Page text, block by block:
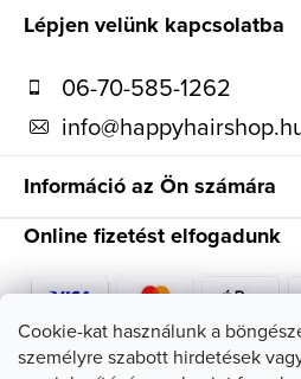
Cookie-kat használunk a
személyre szabott hirdetések
Lépjen velünk kapcsolatba
06-70-585-1262
info@
Információ az Ön számára
Online fizetést elfogadunk